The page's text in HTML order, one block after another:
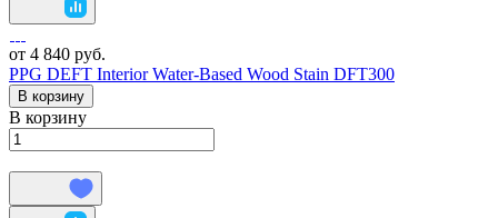
от 4 840 руб.
PPG DEFT Interior Water-Based Wood Stain DFT300
В корзину
В корзину